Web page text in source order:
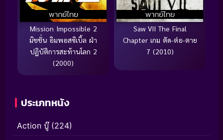
พากย์ไทย
Mission Impossible 2
มิชชั่น อิมพอสซิเบิ้ล ฝ่า
ปฏิบัติการสะท้านโลก 2
(2000)
พากย์ไทย
Saw VII The Final
Chapter เกม ตัด-ต่อ-ตาย
7 (2010)
ประเภทหนัง
Action บู๊(224)